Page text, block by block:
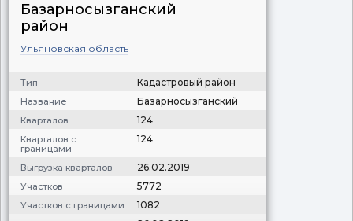
Базарносызганский
район
Ульяновская область
Тип Кадастровый район
Название Базарносызганский
Кварталов 124
Кварталов с
границами
124
Выгрузка кварталов 26.02.2019
Участков 5772
Участков с границами 1082